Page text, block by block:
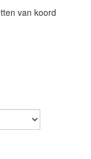
van koord